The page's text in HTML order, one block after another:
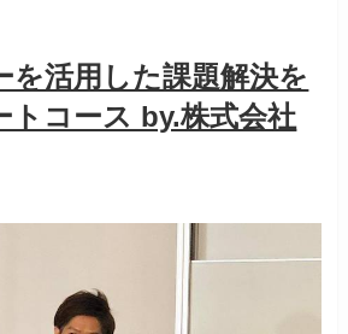
を活用した課題解決を
トコース by.株式会社